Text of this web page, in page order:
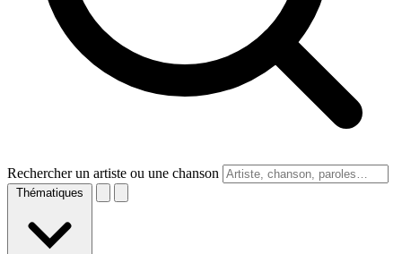
Rechercher un artiste ou une chanson
Thématiques